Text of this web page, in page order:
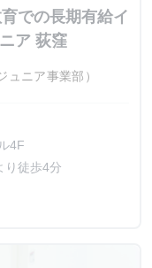
での長期有給イ
ア 荻窪
ニア事業部）
4F
り徒歩4分